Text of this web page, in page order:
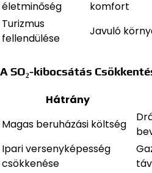
életminőség
komfort
Turizmus
fellendülése
Javuló
A SO₂-kibocsátás
Hátrány
Magas beruházási költség
Ipari versenyképesség
csökkenése